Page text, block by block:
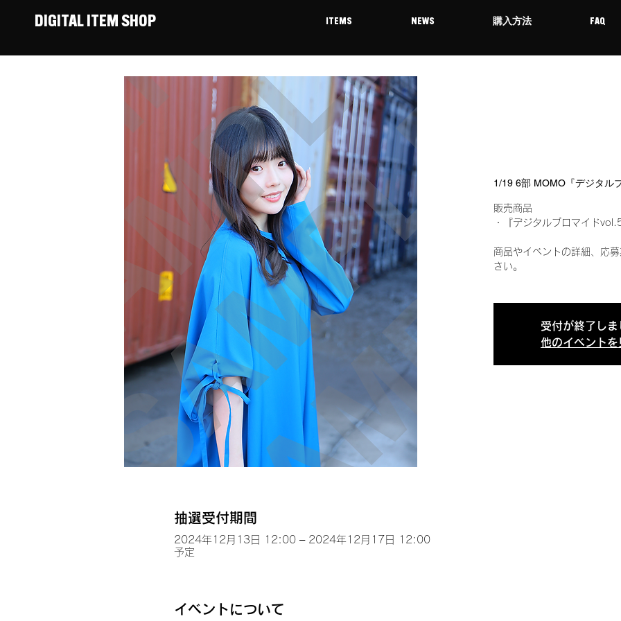
DIGITAL ITEM SHOP ITEMS NEWS 購入方法 FAQ
1/19 6部 MOMO『デジタル
販売商品
・『デジタルブロマイド
商品やイベントの詳細、応
さい。
受付が終了しま
他のイベントを
抽選受付期間
2024年12月13日 12:00 – 2024年12月17日 12:00
予定
イベントについて